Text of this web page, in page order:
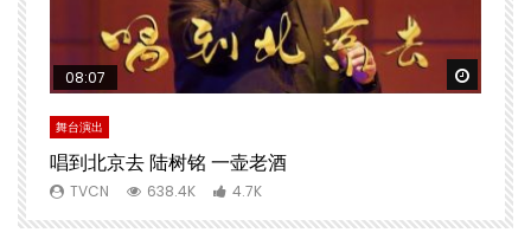
Watch Later
08:07
舞台演出
唱到北京去 陆树铭 一壶老酒
TVCN 638.4K 4.7K